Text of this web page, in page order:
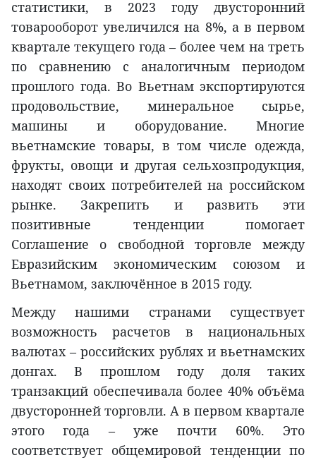
статистики, в 2023 году двусторонний
товарооборот увеличился на 8%, а в первом
квартале текущего года – более чем на треть
по сравнению с аналогичным периодом
прошлого года. Во Вьетнам экспортируются
продовольствие, минеральное сырье,
машины и оборудование. Многие
вьетнамские товары, в том числе одежда,
фрукты, овощи и другая сельхозпродукция,
находят своих потребителей на российском
рынке. Закрепить и развить эти
позитивные тенденции помогает
Соглашение о свободной торговле между
Евразийским экономическим союзом и
Вьетнамом, заключённое в 2015 году.
Между нашими странами существует
возможность расчетов в национальных
валютах – российских рублях и вьетнамских
донгах. В прошлом году доля таких
транзакций обеспечивала более 40% объёма
двусторонней торговли. А в первом квартале
этого года – уже почти 60%. Это
соответствует общемировой тенденции по